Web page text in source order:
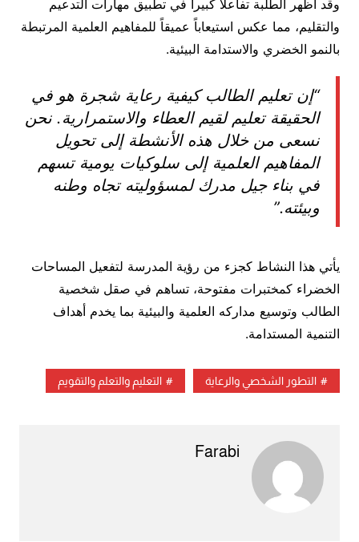
وقد أظهر الطلبة تفاعلاً كبيراً في تطبيق مهارات التدعيم
والتقليم، مما عكس استيعاباً عميقاً للمفاهيم العلمية المرتبطة
بالنمو الخضري والاستدامة البيئية.
“إن تعليم الطالب كيفية رعاية شجرة هو في
الحقيقة تعليم لقيم العطاء والاستمرارية. نحن
نسعى من خلال هذه الأنشطة إلى تحويل
المفاهيم العلمية إلى سلوكيات يومية تسهم
في بناء جيل مدرك لمسؤوليته تجاه وطنه
وبيئته.”
يأتي هذا النشاط كجزء من رؤية المدرسة لتفعيل المساحات
الخضراء كمختبرات مفتوحة، تساهم في صقل شخصية
الطالب وتوسيع مداركه العلمية والبيئية بما يخدم أهداف
التنمية المستدامة.
التطور الشخصي والرعاية التعليم والتعلم والتقويم
Farabi